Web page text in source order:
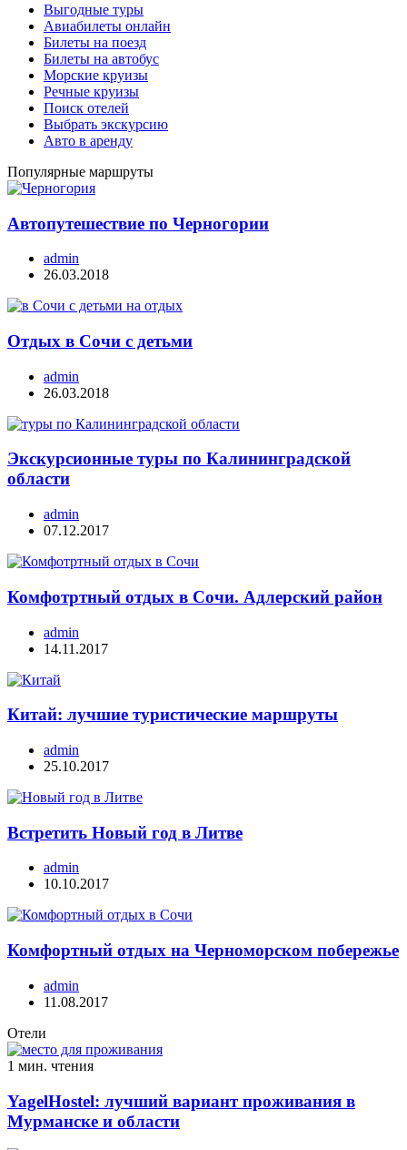
Выгодные туры
Авиабилеты онлайн
Билеты на поезд
Билеты на автобус
Морские круизы
Речные круизы
Поиск отелей
Выбрать экскурсию
Авто в аренду
Популярные маршруты
Автопутешествие по Черногории
admin
26.03.2018
Отдых в Сочи с детьми
admin
26.03.2018
Экскурсионные туры по Калининградской
области
admin
07.12.2017
Комфотртный отдых в Сочи. Адлерский район
admin
14.11.2017
Китай: лучшие туристические маршруты
admin
25.10.2017
Встретить Новый год в Литве
admin
10.10.2017
Комфортный отдых на Черноморском побережье
admin
11.08.2017
Отели
1 мин. чтения
YagelHostel: лучший вариант проживания в
Мурманске и области